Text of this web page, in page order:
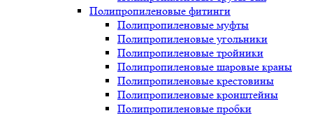
Полипропиленовые фитинги
Полипропиленовые муфты
Полипропиленовые угольники
Полипропиленовые тройники
Полипропиленовые шаровые краны
Полипропиленовые крестовины
Полипропиленовые кронштейны
Полипропиленовые пробки